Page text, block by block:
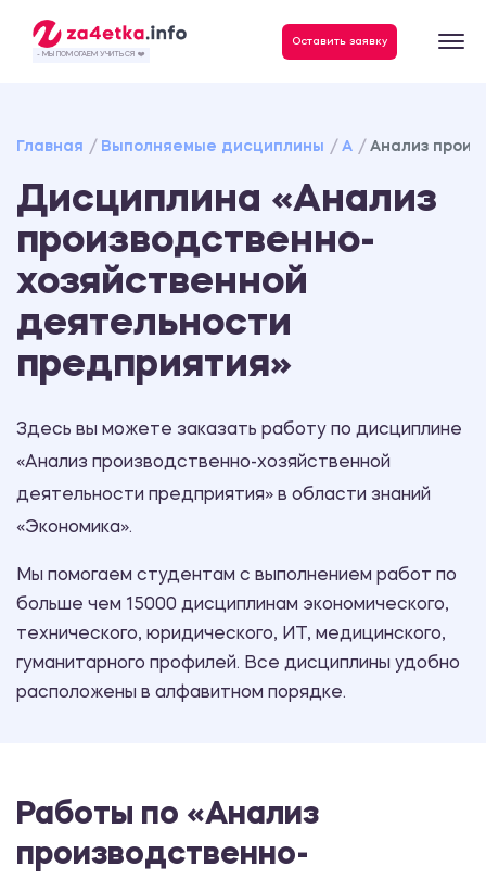
- МЫ ПОМОГАЕМ УЧИТЬСЯ ❤️
Оставить заявку
Главная Выполняемые дисциплины А Анализ
Дисциплина «Анализ
производственно-
хозяйственной
деятельности
предприятия»
Здесь вы можете заказать работу по дисциплине
«Анализ производственно-хозяйственной
деятельности предприятия» в области знаний
«Экономика».
Мы помогаем студентам с выполнением работ по
больше чем 15000 дисциплинам экономического,
технического, юридического, ИТ, медицинского,
гуманитарного профилей. Все дисциплины удобно
расположены в алфавитном порядке.
Работы по «Анализ
производственно-